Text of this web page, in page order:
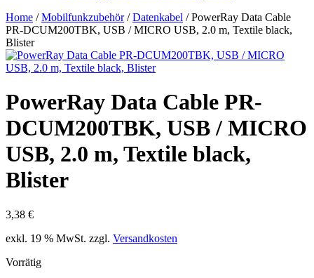
Home /Mobilfunkzubehör/Datenkabel / PowerRay Data Cable
PR-DCUM200TBK, USB / MICRO USB, 2.0 m, Textile black,
Blister
PowerRay Data Cable PR-
DCUM200TBK, USB / MICRO
USB, 2.0 m, Textile black,
Blister
3,38 €
exkl. 19 % MwSt. zzgl. Versandkosten
Vorrätig